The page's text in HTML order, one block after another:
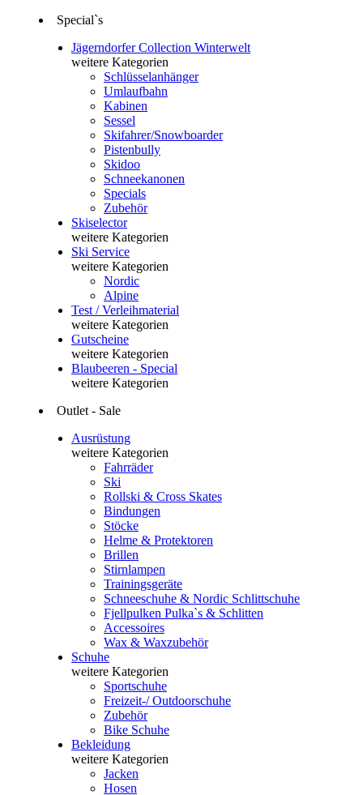
Special`s
Jägerndorfer Collection Winterwelt
weitere Kategorien
Schlüsselanhänger
Umlaufbahn
Kabinen
Sessel
Skifahrer/Snowboarder
Pistenbully
Skidoo
Schneekanonen
Specials
Zubehör
Skiselector
weitere Kategorien
Ski Service
weitere Kategorien
Nordic
Alpine
Test / Verleihmaterial
weitere Kategorien
Gutscheine
weitere Kategorien
Blaubeeren - Special
weitere Kategorien
Outlet - Sale
Ausrüstung
weitere Kategorien
Fahrräder
Ski
Rollski & Cross Skates
Bindungen
Stöcke
Helme & Protektoren
Brillen
Stirnlampen
Trainingsgeräte
Schneeschuhe & Nordic Schlittschuhe
Fjellpulken Pulka`s & Schlitten
Accessoires
Wax & Waxzubehör
Schuhe
weitere Kategorien
Sportschuhe
Freizeit-/ Outdoorschuhe
Zubehör
Bike Schuhe
Bekleidung
weitere Kategorien
Jacken
Hosen